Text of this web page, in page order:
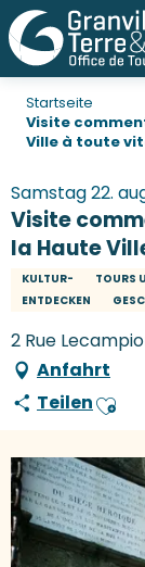
Startseite
Visite
Ville à toute
Samstag 22.
Visite
la Haute
KULTUR- TOURS
ENTDECKEN
2 Rue
Anfahrt
Teilen